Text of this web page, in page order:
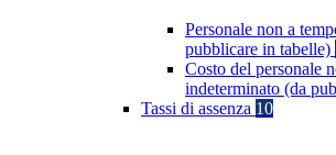
Personale non a
pubblicare in tabelle)
Costo del personale
indeterminato (da
Tassi di assenza 10